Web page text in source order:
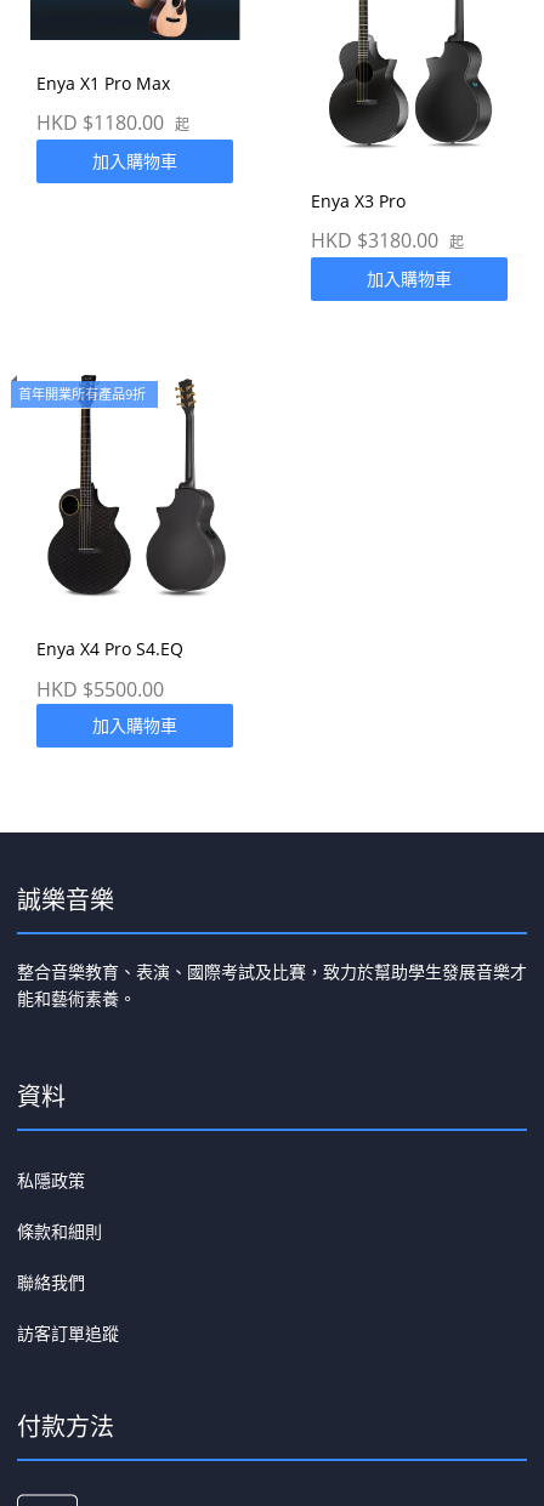
Enya X1 Pro Max
HKD $1180.00 起
加入購物車
Enya X3 Pro
HKD $3180.00 起
加入購物車
首年開業所有產品9折
Enya X4 Pro S4.EQ
HKD $5500.00
加入購物車
誠樂音樂
整合音樂教育、表演、國際考試及比賽，致力於幫助學生發展音樂才
能和藝術素養。
資料
私隱政策
條款和細則
聯絡我們
訪客訂單追蹤
付款方法